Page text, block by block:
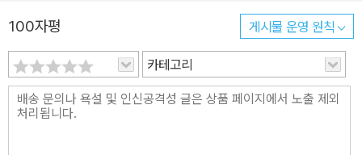
사례로 든 것은, 자국 내에 석탄밖에 없고 대부분의 석유를 소련권으
로부터 수입하고 있었던 탓에 소련 붕괴로 농업 생산이 크게 하락하
면서 곤경에 몰린 북한이다. 두 번째 나라도 북한처럼 석유 사용량의
90% 이상을 수입해야 했는데, 다만 그 대부분을 미국에 의존하고 있
다가 미국으로부터 경제봉쇄를 당한 뒤 자포자기식으로 타국의 유전
100자평 게시물 운영 원칙
카테고리